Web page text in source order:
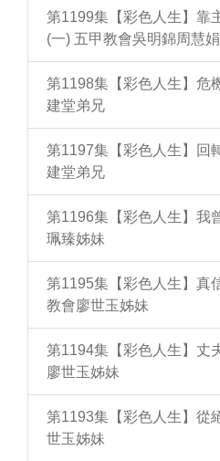
第1199集【彩色人生】靠
(一) 五甲教會吳明錦周慧
第1198集【彩色人生】危
建堂弟兄
第1197集【彩色人生】回
建堂弟兄
第1196集【彩色人生】我
珮臻姊妹
第1195集【彩色人生】真
教會廖世玉姊妹
第1194集【彩色人生】丈
廖世玉姊妹
第1193集【彩色人生】從
世玉姊妹